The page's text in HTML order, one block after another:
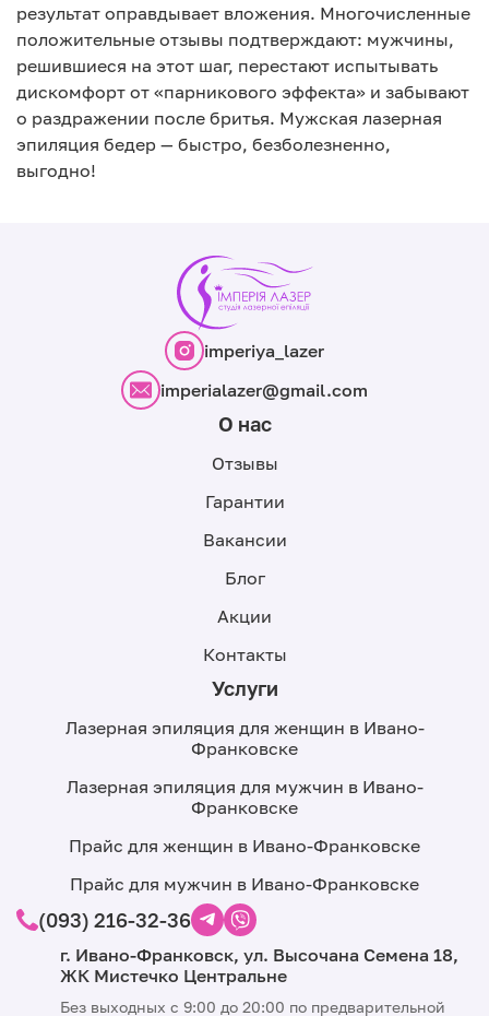
результат оправдывает вложения. Многочисленные
положительные отзывы подтверждают: мужчины,
решившиеся на этот шаг, перестают испытывать
дискомфорт от «парникового эффекта» и забывают
о раздражении после бритья. Мужская лазерная
эпиляция бедер — быстро, безболезненно,
выгодно!
imperiya_lazer
imperialazer@gmail.com
О нас
Отзывы
Гарантии
Вакансии
Блог
Акции
Контакты
Услуги
Лазерная эпиляция для женщин в Ивано-
Франковске
Лазерная эпиляция для мужчин в Ивано-
Франковске
Прайс для женщин в Ивано-Франковске
Прайс для мужчин в Ивано-Франковске
(093) 216-32-36
г. Ивано-Франковск, ул. Высочана Семена 18,
ЖК Мистечко Центральне
Без выходных с 9:00 до 20:00 по предварительной